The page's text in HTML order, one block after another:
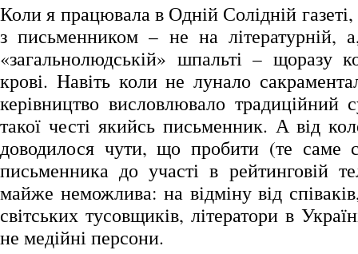
Коли я працювала в Одній Солідній
з письменником – не на літературній,
«загальнолюдській» шпальті – щоразу
крові. Навіть коли не лунало
керівництво висловлювало традиційний
такої честі якийсь письменник. А від
доводилося чути, що пробити (те саме
письменника до участі в рейтинговій
майже неможлива: на відміну від
світських тусовщиків, літератори в
не медійні персони.